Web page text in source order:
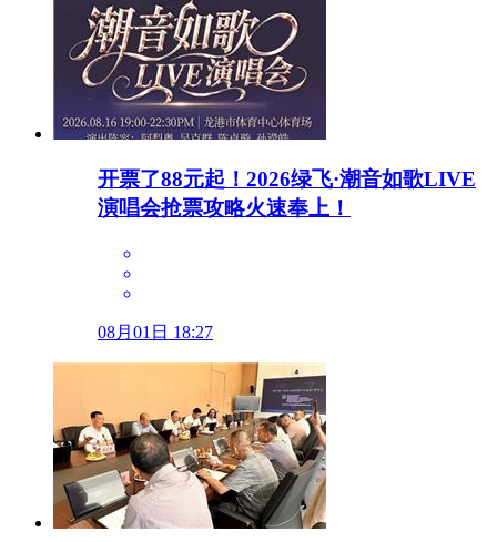
开票了88元起！2026绿飞·潮音如歌LIVE
演唱会抢票攻略火速奉上！
08月01日 18:27